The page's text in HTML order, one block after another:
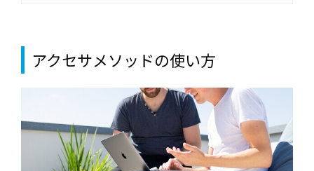
アクセサメソッドの使い方